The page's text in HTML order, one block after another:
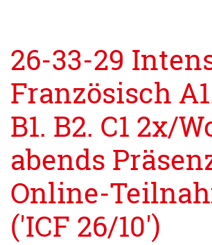
26-33-29
Französisch
B1. B2. C1 2x/
abends
Online-
('ICF 26/10')